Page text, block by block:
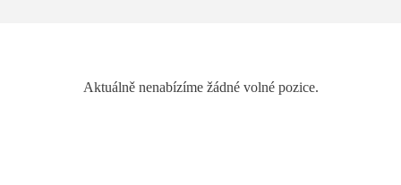
Aktuálně nenabízíme žádné volné pozice.